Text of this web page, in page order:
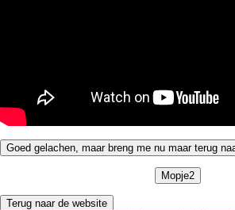
Goed gelachen, maar breng me nu maar terug
Mopje2
Terug naar de website